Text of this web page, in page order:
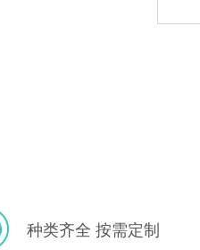
种类齐全 按需定制